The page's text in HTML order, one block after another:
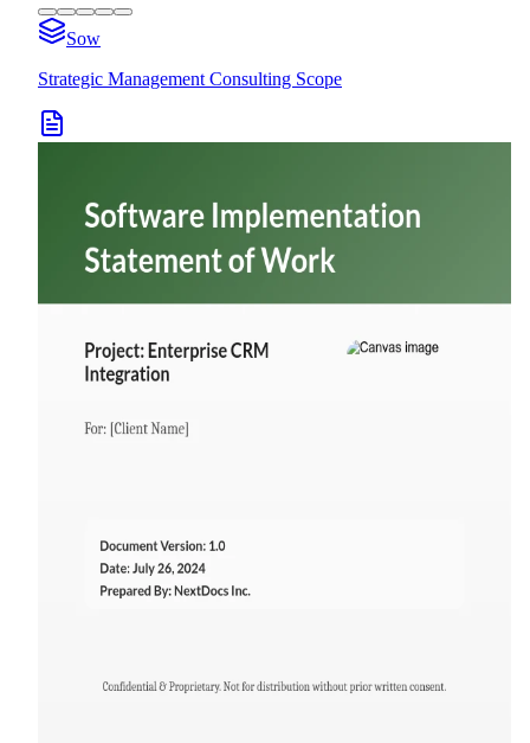
Sow
Strategic Management Consulting Scope